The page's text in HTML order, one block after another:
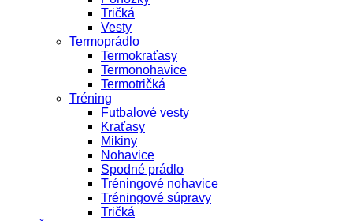
Tričká
Vesty
Termoprádlo
Termokraťasy
Termonohavice
Termotričká
Tréning
Futbalové vesty
Kraťasy
Mikiny
Nohavice
Spodné prádlo
Tréningové nohavice
Tréningové súpravy
Tričká